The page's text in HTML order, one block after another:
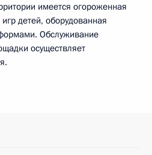
имеется огороженная
детей, оборудованная
Обслуживание
осуществляет